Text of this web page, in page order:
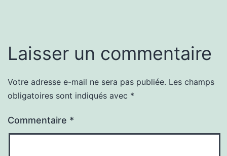
Laisser un commentaire
Votre adresse e-mail ne sera pas publiée. Les champs
obligatoires sont indiqués avec *
Commentaire *